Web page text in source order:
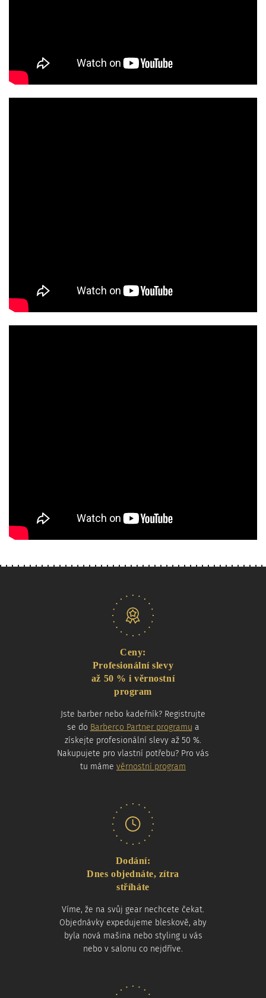
Ceny:
Profesionální slevy
až 50 % i věrnostní
program
Jste barber nebo kadeřník? Registrujte
se do Barberco Partner programu a
získejte profesionální slevy až 50 %.
Nakupujete pro vlastní potřebu? Pro vás
tu máme věrnostní program
Dodání:
Dnes objednáte, zítra
stříháte
Víme, že na svůj gear nechcete čekat.
Objednávky expedujeme bleskově, aby
byla nová mašina nebo styling u vás
nebo v salonu co nejdříve.